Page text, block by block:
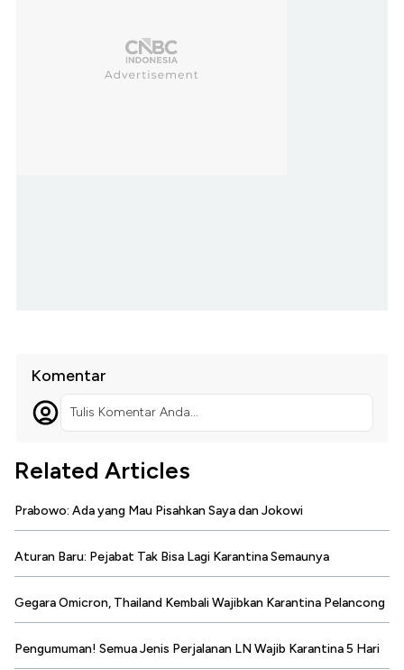
Komentar
Tulis Komentar Anda...
Related Articles
Prabowo: Ada yang Mau Pisahkan Saya dan Jokowi
Aturan Baru: Pejabat Tak Bisa Lagi Karantina Semaunya
Gegara Omicron, Thailand Kembali Wajibkan Karantina Pelancong
Pengumuman! Semua Jenis Perjalanan LN Wajib Karantina 5 Hari